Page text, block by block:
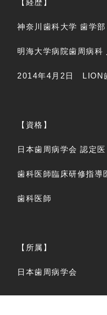
【経歴】
神奈川歯科大学 歯学部
明海大学病院歯周病科
2014年4月2日 LION
【資格】
日本歯周病学会 認定医
歯科医師臨床研修指導
歯科医師
【所属】
日本歯周病学会